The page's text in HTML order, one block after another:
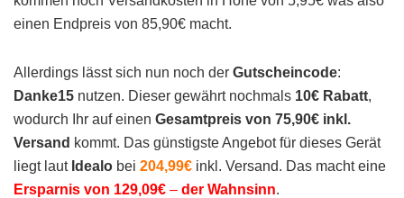
einen Endpreis von 85,90€ macht.
Allerdings lässt sich nun noch der Gutscheincode:
Danke15 nutzen. Dieser gewährt nochmals 10€ Rabatt,
wodurch Ihr auf einen Gesamtpreis von 75,90€ inkl.
Versand kommt. Das günstigste Angebot für dieses Gerät
liegt laut Idealo bei 204,99€ inkl. Versand. Das macht eine
Ersparnis von 129,09€ – der Wahnsinn.